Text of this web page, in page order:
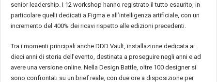
senior leadership. I 12 workshop hanno registrato il tutto esaurito, in
particolare quelli dedicati a Figma e all’intelligenza artificiale, con un
incremento del 400% dei ricavi rispetto alle edizioni precedenti.
Tra i momenti principali anche DDD Vault, installazione dedicata ai
dieci anni di storia dell’evento, destinata a proseguire negli anni e ad
avere una versione online. Nella Design Battle, oltre 100 designer si
sono confrontati su un brief reale, con due ore a disposizione per